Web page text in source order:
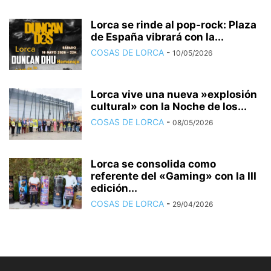
Lorca se rinde al pop-rock: Plaza
de España vibrará con la...
COSAS DE LORCA - 10/05/2026
Lorca vive una nueva »explosión
cultural» con la Noche de los...
COSAS DE LORCA - 08/05/2026
Lorca se consolida como
referente del «Gaming» con la III
edición...
COSAS DE LORCA - 29/04/2026